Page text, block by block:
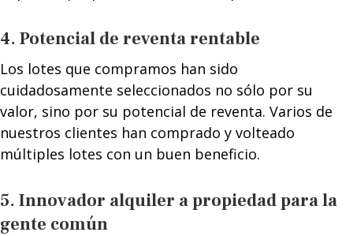
4. Potencial de reventa rentable
Los lotes que compramos han sido
cuidadosamente seleccionados no sólo por su
valor, sino por su potencial de reventa. Varios de
nuestros clientes han comprado y volteado
múltiples lotes con un buen beneficio.
5. Innovador alquiler a propiedad para la
gente común